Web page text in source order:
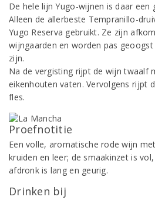
De hele lijn Yugo-wijnen is daar een
Alleen de allerbeste Tempranillo-
Yugo Reserva gebruikt. Ze zijn
wijngaarden en worden pas
zijn.
Na de vergisting rijpt de wijn twaalf
eikenhouten vaten. Vervolgens rijpt
fles.
Proefnotitie
Een volle, aromatische rode wijn
kruiden en leer; de smaakinzet is
afdronk is lang en geurig.
Drinken bij